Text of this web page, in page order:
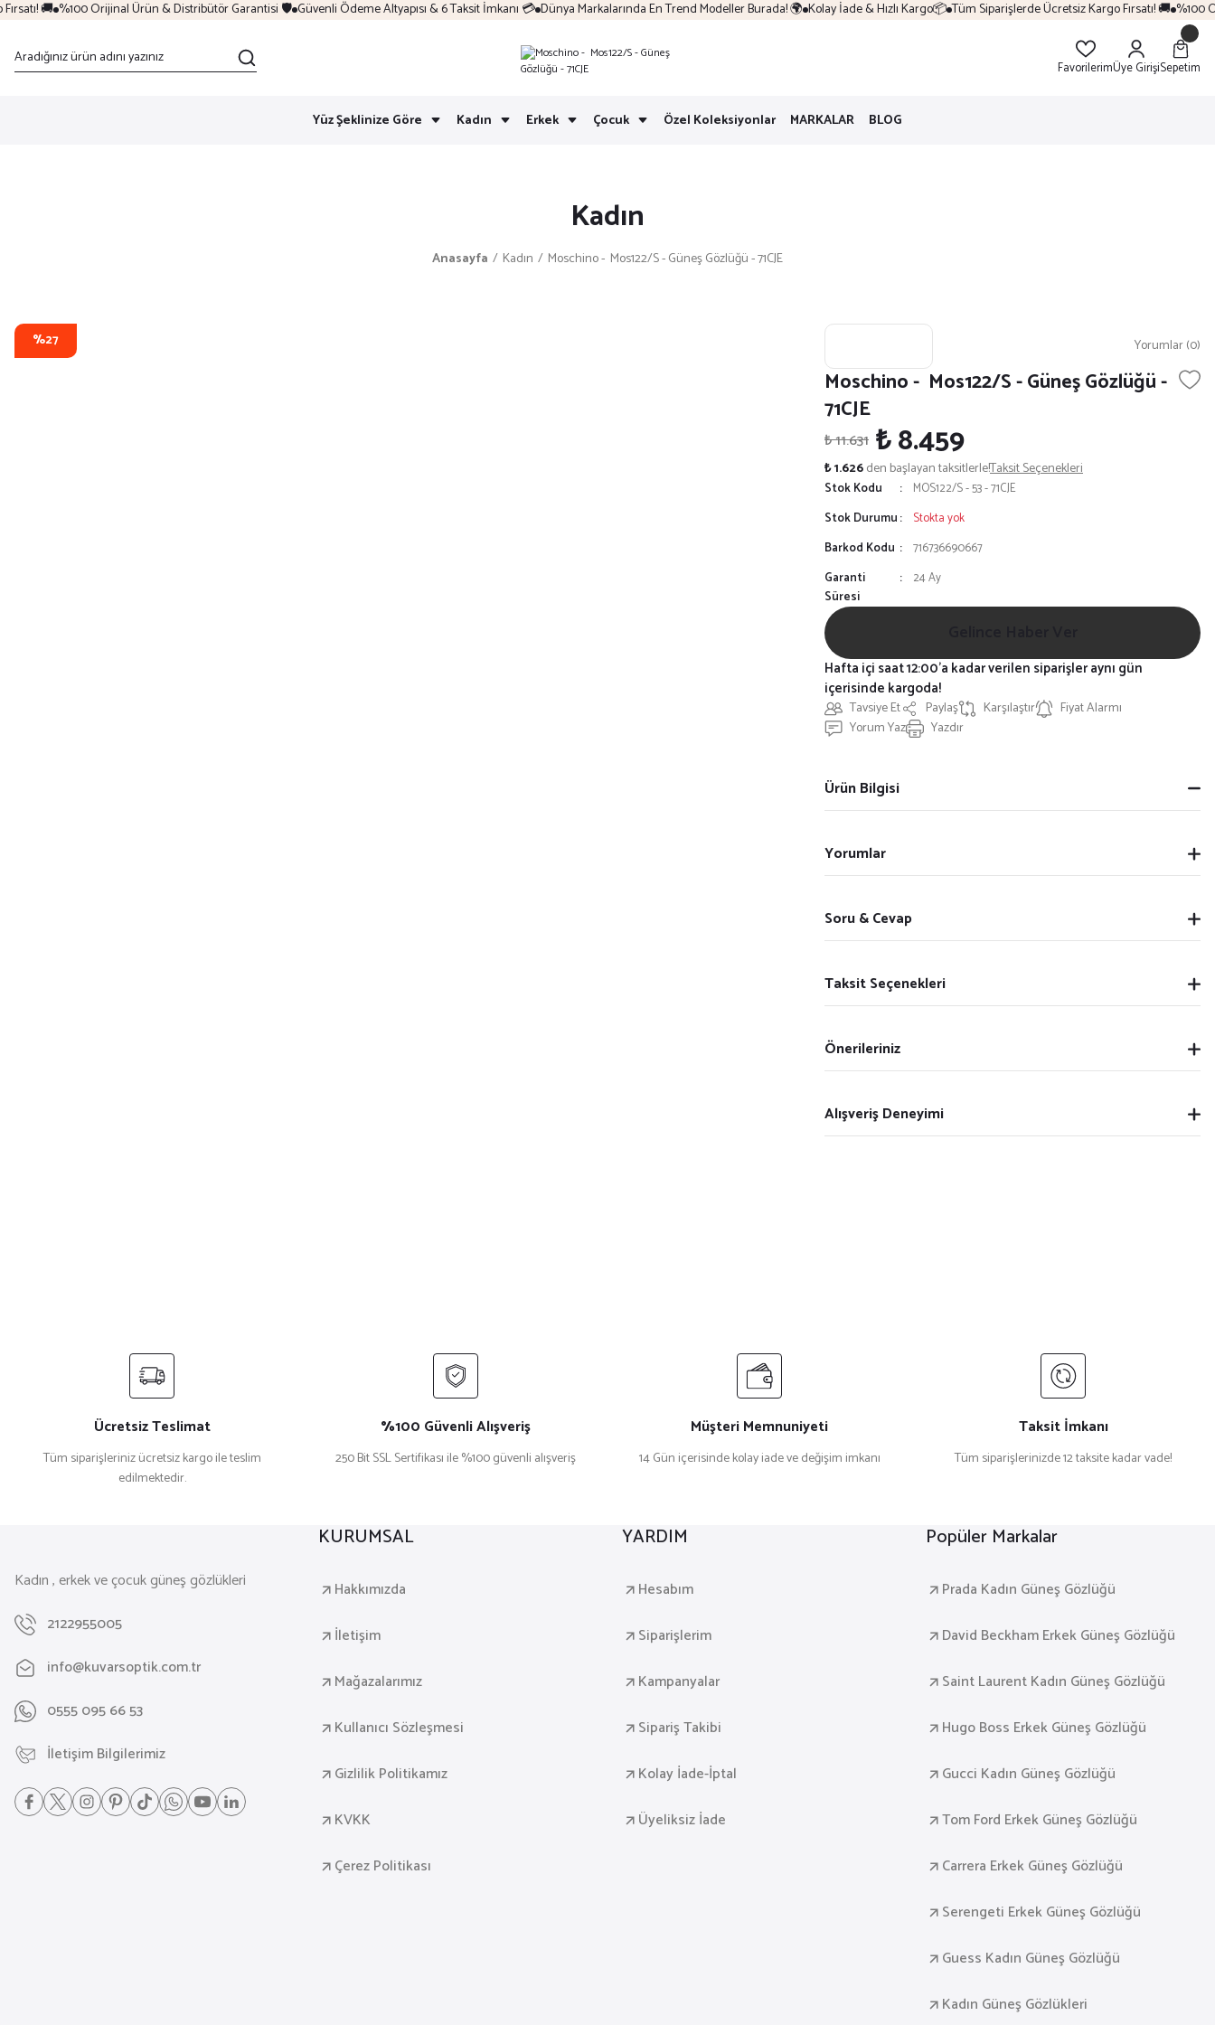
🚚 %100 Orijinal Ürün & Distribütör Garantisi 🛡️ Güvenli Ödeme Altyapısı & 6 Taksit İmkanı 💳 Dünya Markalarında En Trend Modeller Burada! 🌍 Kolay İade & Hızlı Kargo📦 Tüm Siparişlerde Ücretsiz Kargo Fırsatı! 🚚 %100
FavorilerimÜye GirişiSepetim
Yüz Şeklinize Göre Kadın Erkek Çocuk Özel Koleksiyonlar MARKALAR BLOG
Kadın
Anasayfa Kadın Moschino - Mos122/S - Güneş Gözlüğü - 71CJE
%27 Yorumlar (0)
Moschino - Mos122/S - Güneş Gözlüğü -
71CJE
₺ 11.631 ₺ 8.459
₺ 1.626den başlayan taksitlerle!Taksit Seçenekleri
Stok Kodu
MOS122/S - 53 - 71CJE
Stok Durumu
Stokta yok
Barkod Kodu
716736690667
Garanti
Süresi
24 Ay
Tavsiye Et Paylaş Karşılaştır
Fiyat Alarmı
Yorum Yaz
Yazdır
Hafta içi saat 12:00'a kadar verilen siparişler aynı gün
içerisinde kargoda!
Ürün Bilgisi
Yorumlar
Soru & Cevap
Taksit Seçenekleri
Önerileriniz
Alışveriş Deneyimi
Ücretsiz Teslimat
Tüm siparişleriniz ücretsiz kargo ile teslim
edilmektedir.
%100 Güvenli Alışveriş
250 Bit SSL Sertifikası ile %100 güvenli alışveriş
Müşteri Memnuniyeti
14 Gün içerisinde kolay iade ve değişim imkanı
Taksit İmkanı
Tüm siparişlerinizde 12 taksite kadar vade!
Kadın , erkek ve çocuk güneş gözlükleri
2122955005
info@kuvarsoptik.com.tr
0555 095 66 53
İletişim Bilgilerimiz
KURUMSAL
Hakkımızda
İletişim
Mağazalarımız
Kullanıcı Sözleşmesi
Gizlilik Politikamız
KVKK
Çerez Politikası
YARDIM
Hesabım
Siparişlerim
Kampanyalar
Sipariş Takibi
Kolay İade-İptal
Üyeliksiz İade
Popüler Markalar
Prada Kadın Güneş Gözlüğü
David Beckham Erkek Güneş Gözlüğü
Saint Laurent Kadın Güneş Gözlüğü
Hugo Boss Erkek Güneş Gözlüğü
Gucci Kadın Güneş Gözlüğü
Tom Ford Erkek Güneş Gözlüğü
Carrera Erkek Güneş Gözlüğü
Serengeti Erkek Güneş Gözlüğü
Guess Kadın Güneş Gözlüğü
Kadın Güneş Gözlükleri